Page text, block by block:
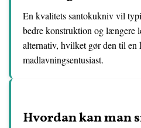
En kvalitets santokukniv vil
bedre konstruktion og længere
alternativ, hvilket gør den til en
madlavningsentusiast.
Hvordan kan man